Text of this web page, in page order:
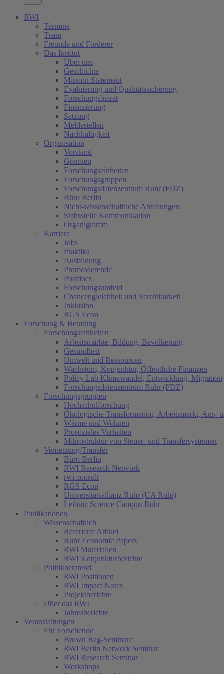
RWI
Termine
Team
Freunde und Förderer
Das Institut
Über uns
Geschichte
Mission Statement
Evaluierung und Qualitätssicherung
Forschungsbeirat
Finanzierung
Satzung
Meldestellen
Nachhaltigkeit
Organisation
Vorstand
Gremien
Forschungseinheiten
Forschungsgruppen
Forschungsdatenzentrum Ruhr (FDZ)
Büro Berlin
Nicht-wissenschaftliche Abteilungen
Stabsstelle Kommunikation
Organigramm
Karriere
Jobs
Praktika
Ausbildung
Promovierende
Postdocs
Forschungsumfeld
Chancengleichheit und Vereinbarkeit
Inklusion
RGS Econ
Forschung & Beratung
Forschungseinheiten
Arbeitsmärkte, Bildung, Bevölkerung
Gesundheit
Umwelt und Ressourcen
Wachstum, Konjunktur, Öffentliche Finanzen
Policy Lab Klimawandel, Entwicklung, Migration
Forschungsdatenzentrum Ruhr (FDZ)
Forschungsgruppen
Hochschulforschung
Ökologische Transformation, Arbeitsmarkt, Aus-
Wärme und Wohnen
Prosoziales Verhalten
Mikrostruktur von Steuer- und Transfersystemen
Vernetzung/Transfer
Büro Berlin
RWI Research Network
rwi consult
RGS Econ
Universitätsallianz Ruhr (UA Ruhr)
Leibniz Science Campus Ruhr
Publikationen
Wissenschaftlich
Referierte Artikel
Ruhr Economic Papers
RWI Materialien
RWI Konjunkturberichte
Politikberatend
RWI Positionen
RWI Impact Notes
Projektberichte
Über das RWI
Jahresberichte
Veranstaltungen
Für Forschende
Brown Bag-Seminare
RWI Berlin Network Seminar
RWI Research Seminar
Workshops